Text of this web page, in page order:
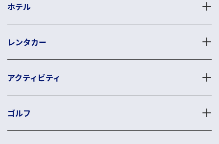
ホテル
レンタカー
アクティビティ
ゴルフ